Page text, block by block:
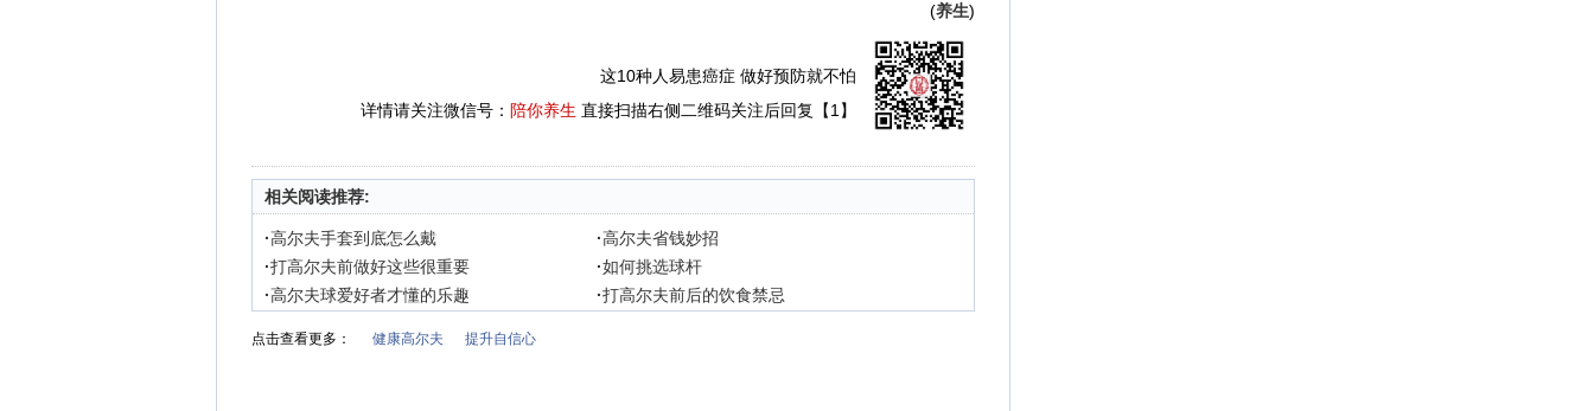
(养生)
这10种人易患癌症 做好预防就不怕
详情请关注微信号： 陪你养生 直接扫描右侧二维码关注后回复【1】
相关阅读推荐:
·高尔夫手套到底怎么戴 ·高尔夫省钱妙招
·打高尔夫前做好这些很重要 ·如何挑选球杆
·高尔夫球爱好者才懂的乐趣 ·打高尔夫前后的饮食禁忌
点击查看更多： 健康高尔夫 提升自信心